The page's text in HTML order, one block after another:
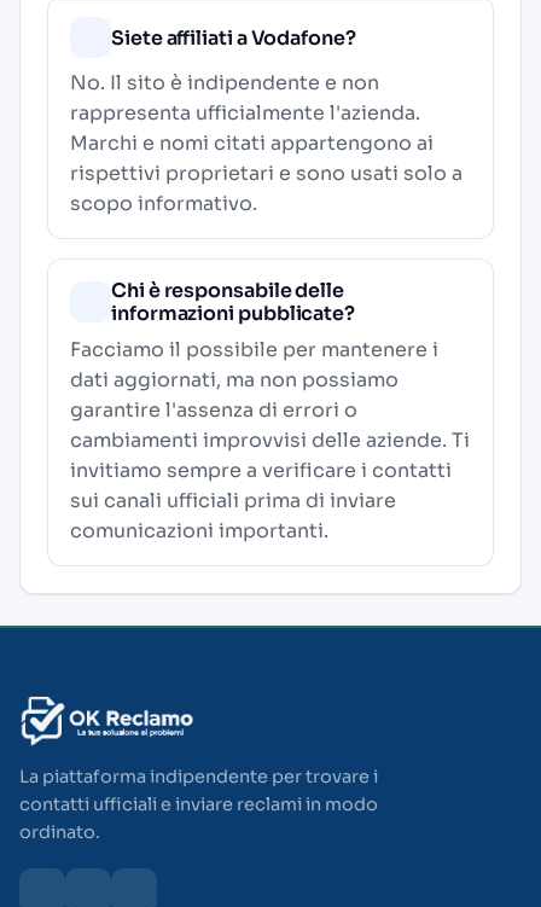
Siete affiliati a Vodafone?
No. Il sito è indipendente e non
rappresenta ufficialmente l'azienda.
Marchi e nomi citati appartengono ai
rispettivi proprietari e sono usati solo a
scopo informativo.
Chi è responsabile delle
informazioni pubblicate?
Facciamo il possibile per mantenere i
dati aggiornati, ma non possiamo
garantire l'assenza di errori o
cambiamenti improvvisi delle aziende. Ti
invitiamo sempre a verificare i contatti
sui canali ufficiali prima di inviare
comunicazioni importanti.
La piattaforma indipendente per trovare i
contatti ufficiali e inviare reclami in modo
ordinato.